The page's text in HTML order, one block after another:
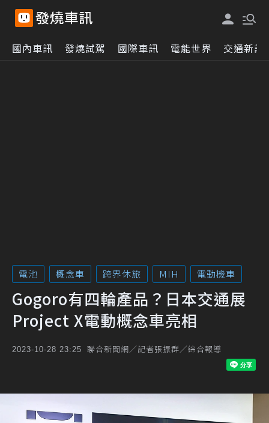
國內車訊 發燒試駕 國際車訊 電能世界 交通新訊
電池 概念車 跨界休旅 MIH 電動機車
Gogoro有四輪產品？日本交通展
Project X電動概念車亮相
2023-10-28 23:25 聯合新聞網／記者張振群／綜合報導